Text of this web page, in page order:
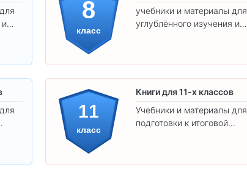
8
класс
учебники и материалы для
углублённого изучения и
11
класс
Книги для 11-х классов
Учебники и материалы для
подготовки к итоговой